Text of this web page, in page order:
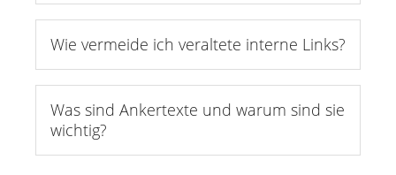
Wie vermeide ich veraltete interne Links?
Was sind Ankertexte und warum sind sie
wichtig?